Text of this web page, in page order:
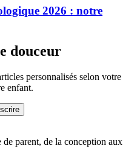
2026 : notre
douceur
personnalisés selon votre
enfant.
parent, de la conception aux